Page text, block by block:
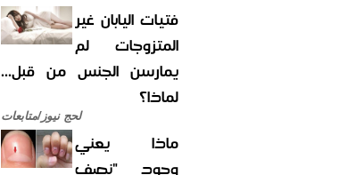
فتيات اليابان غير
المتزوجات لم
يمارسن الجنس من قبل...
لماذا؟
لحج نيوز/متابعات
ماذا يعني
وجود "نصف